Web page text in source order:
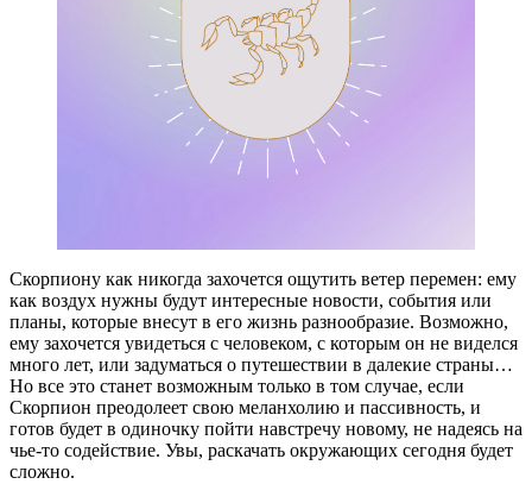
Скорпиону как никогда захочется ощутить ветер перемен: ему
как воздух нужны будут интересные новости, события или
планы, которые внесут в его жизнь разнообразие. Возможно,
ему захочется увидеться с человеком, с которым он не виделся
много лет, или задуматься о путешествии в далекие страны…
Но все это станет возможным только в том случае, если
Скорпион преодолеет свою меланхолию и пассивность, и
готов будет в одиночку пойти навстречу новому, не надеясь на
чье-то содействие. Увы, раскачать окружающих сегодня будет
сложно.